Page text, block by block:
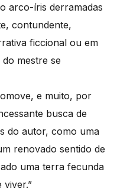
arco-íris derramadas
contundente,
ficcional ou em
mestre se
e muito, por
busca de
do autor, como uma
renovado sentido de
uma terra fecunda
viver.”